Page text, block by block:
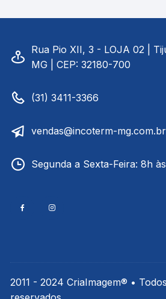
Rua Pio XII, 3 - LOJA 02 |
MG | CEP: 32180-700
(31) 3411-3366
vendas@incoterm-mg.com.br
Segunda a Sexta-Feira: 8h
2011 - 2024 CriaImagem® •